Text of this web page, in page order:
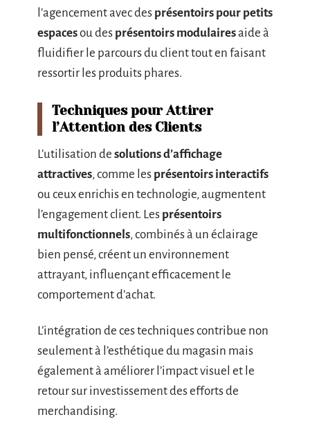
l’agencement avec des présentoirs pour petits
espacesou des présentoirs modulairesaide à
fluidifier le parcours du client tout en faisant
ressortir les produits phares.
Techniques pour Attirer
l’Attention des Clients
L’utilisation de solutions d’affichage
attractives, comme les présentoirs interactifs
ou ceux enrichis en technologie, augmentent
l’engagement client. Les présentoirs
multifonctionnels, combinés à un éclairage
bien pensé, créent un environnement
attrayant, influençant efficacement le
comportement d’achat.
L’intégration de ces techniques contribue non
seulement à l’esthétique du magasin mais
également à améliorer l’impact visuel et le
retour sur investissement des efforts de
merchandising.